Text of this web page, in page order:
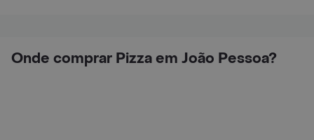
Onde comprar Pizza em João Pessoa?